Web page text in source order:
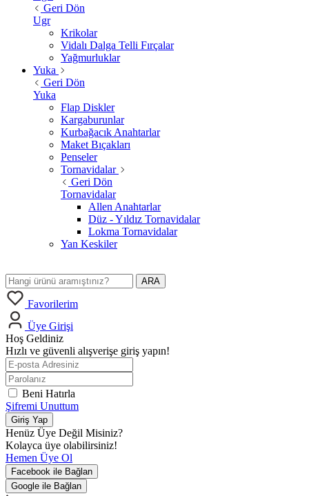
Geri Dön
Ugr
Krikolar
Vidalı Dalga Telli Fırçalar
Yağmurluklar
Yuka
Geri Dön
Yuka
Flap Diskler
Kargaburunlar
Kurbağacık Anahtarlar
Maket Bıçakları
Penseler
Tornavidalar
Geri Dön
Tornavidalar
Allen Anahtarlar
Düz - Yıldız Tornavidalar
Lokma Tornavidalar
Yan Keskiler
ARA
Favorilerim
Üye Girişi
Hoş Geldiniz
Hızlı ve güvenli alışverişe giriş yapın!
Beni Hatırla
Şifremi Unuttum
Giriş Yap
Henüz Üye Değil Misiniz?
Kolayca üye olabilirsiniz!
Hemen Üye Ol
Facebook ile Bağlan
Google ile Bağlan